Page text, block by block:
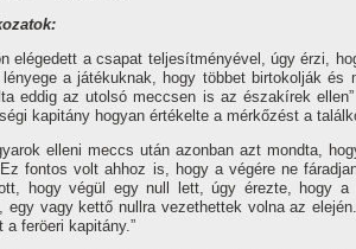
elégedett a csapat teljesí­tményével, úgy érzi,
a játékuknak, hogy többet birtokolják
eddig az utolsó meccsen is az északí­rek
kapitány hogyan értékelte a mérkőzést a
elleni meccs után azonban azt mondta,
Ez fontos volt ahhoz is, hogy a végére ne
hogy végül egy null lett, úgy érezte, hogy
egy vagy kettő nullra vezethettek volna az
a feröeri kapitány.”